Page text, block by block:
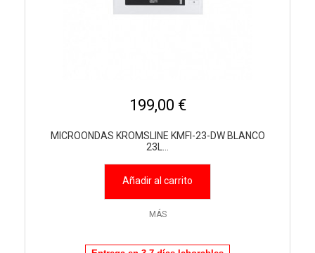
199,00 €
MICROONDAS KROMSLINE KMFI-23-DW BLANCO
23L...
Añadir al carrito
MÁS